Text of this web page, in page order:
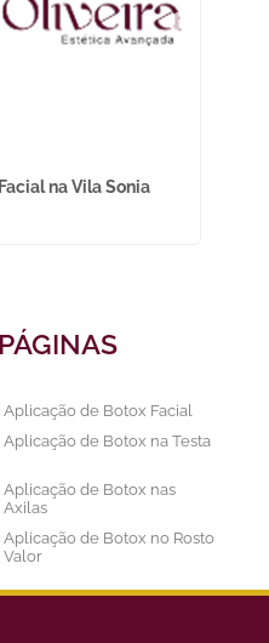
na Vila Sonia
PÁGINAS
Aplicação de Botox Facial
Aplicação de Botox na Testa
Aplicação de Botox nas
Axilas
Aplicação de Botox no Rosto
Valor
Aplicação de Botox Preço